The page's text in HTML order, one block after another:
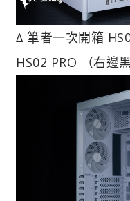
∆ 筆者一次開箱
HS02 PRO （右邊